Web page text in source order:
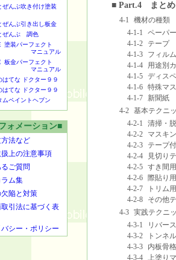
んぶ吹き付け塗装
んぶ引き出し板金
ぜんぶ 調色
塗装パーフェクト
マニュアル
板金パーフェクト
マニュアル
てな ドクター９９
てな ドクター９９
ペイントヘブン
ォメーション■
法など
上の注意事項
ご質問
ム集
陥と対策
引法に基づく表
シー・ポリシー
■ Part.4 まとめ
4-1
機材の種類
4-1-1
ペーパー
4-1-2
テープ
4-1-3
フィル
4-1-4
用途別
4-1-5 ディス
4-1-6 特殊マ
4-1-7
新聞紙
4-2 基本テクニ
4-2-1
清掃・
4-2-2
マスキ
4-2-3
テープ
4-2-4
見切り
4-2-5 すき間
4-2-6
際貼り
4-2-7
トリム
4-2-8
その他
4-3 実践テクニ
4-3-1
リバー
4-3-2
トンネ
4-3-3
内板骨
4-3-4 上塗り